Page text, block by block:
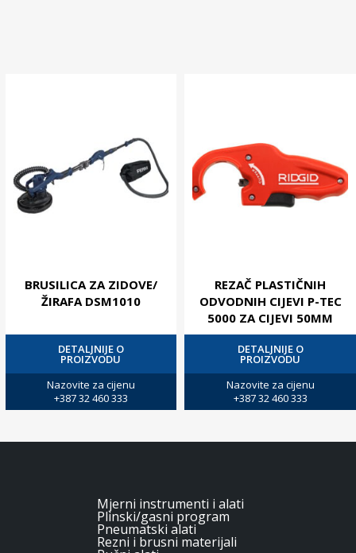
BRUSILICA ZA ZIDOVE/
ŽIRAFA DSM1010
DETALJNIJE O
PROIZVODU
Nazovite za cijenu
+387 32 460 333
REZAČ PLASTIČNIH
ODVODNIH CIJEVI P-TEC
5000 ZA CIJEVI 50MM
DETALJNIJE O
PROIZVODU
Nazovite za cijenu
+387 32 460 333
Mjerni instrumenti i alati
Plinski/gasni program
Pneumatski alati
Rezni i brusni materijali